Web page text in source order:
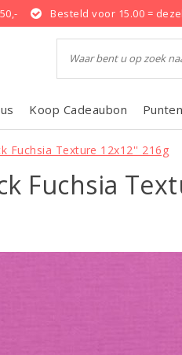
Besteld voor 15.00 =
Koop Cadeaubon
Fuchsia Texture 12x12'' 216g
Fuchsia